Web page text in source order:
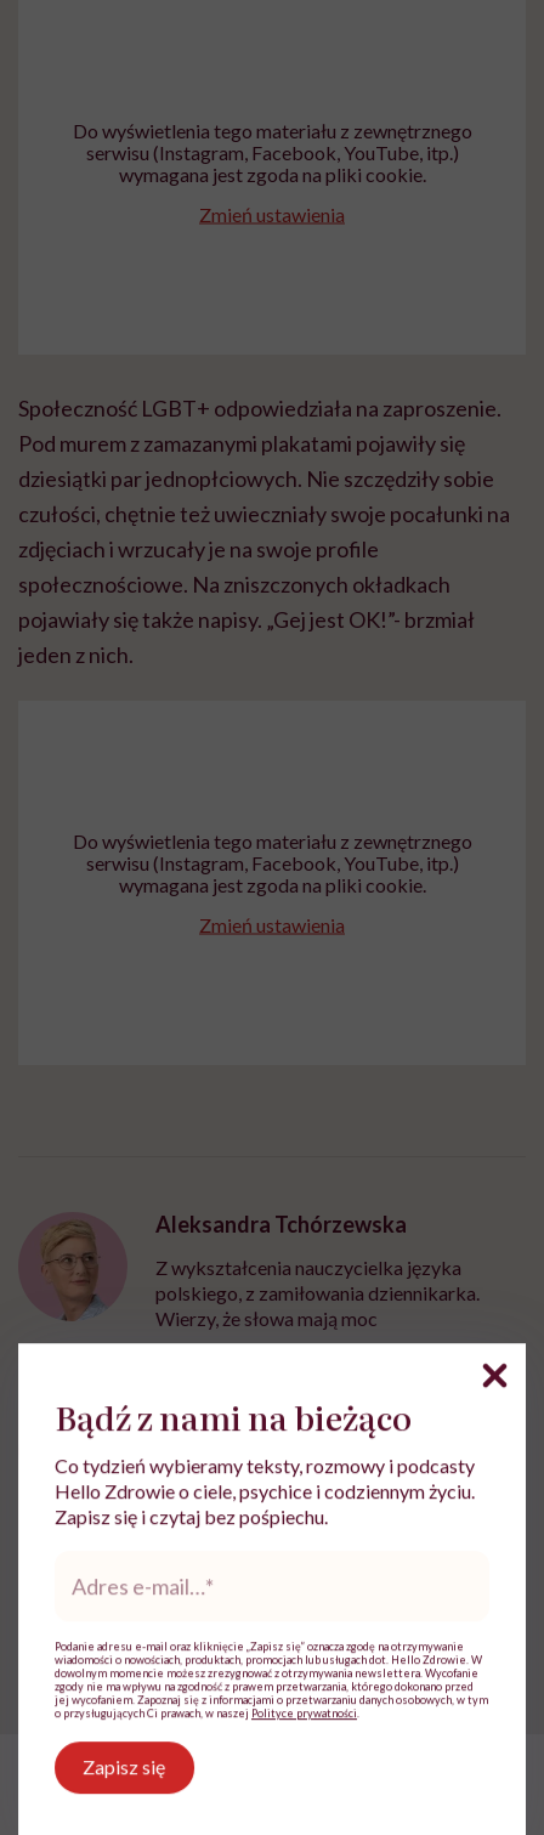
Do wyświetlenia tego materiału z zewnętrznego
serwisu (Instagram, Facebook, YouTube, itp.)
wymagana jest zgoda na pliki cookie.
Zmień ustawienia
Społeczność LGBT+ odpowiedziała na zaproszenie.
Pod murem z zamazanymi plakatami pojawiły się
dziesiątki par jednopłciowych. Nie szczędziły sobie
czułości, chętnie też uwieczniały swoje pocałunki na
zdjęciach i wrzucały je na swoje profile
społecznościowe. Na zniszczonych okładkach
pojawiały się także napisy. „Gej jest OK!”- brzmiał
jeden z nich.
Do wyświetlenia tego materiału z zewnętrznego
serwisu (Instagram, Facebook, YouTube, itp.)
wymagana jest zgoda na pliki cookie.
Zmień ustawienia
Aleksandra Tchórzewska
Z wykształcenia nauczycielka języka
polskiego, z zamiłowania dziennikarka.
Wierzy, że słowa mają moc
miłość orientacja homoseksualna
osoby LGBTQIA+
HelloZdrowie: Życie
Bądź z nami na bieżąco
Co tydzień wybieramy teksty, rozmowy i podcasty
Hello Zdrowie o ciele, psychice i codziennym życiu.
Zapisz się i czytaj bez pośpiechu.
mail*
Podanie adresu e-mail oraz kliknięcie „Zapisz się” oznacza zgodę na otrzymywanie
wiadomości o nowościach, produktach, promocjach lub usługach dot. Hello Zdrowie. W
dowolnym momencie możesz zrezygnować z otrzymywania newslettera. Wycofanie
zgody nie ma wpływu na zgodność z prawem przetwarzania, którego dokonano przed
jej wycofaniem. Zapoznaj się z informacjami o przetwarzaniu danych osobowych, w tym
o przysługujących Ci prawach, w naszej Polityce prywatności
Zapisz się